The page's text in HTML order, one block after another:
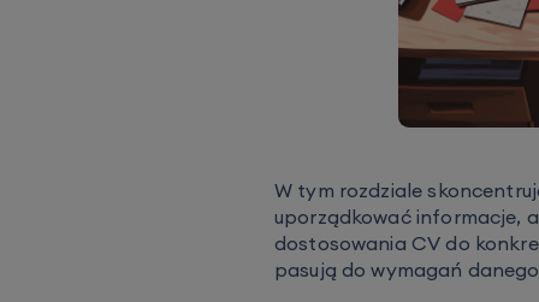
W tym rozdziale
uporządkować informacje,
dostosowania CV do
pasują do wymagań